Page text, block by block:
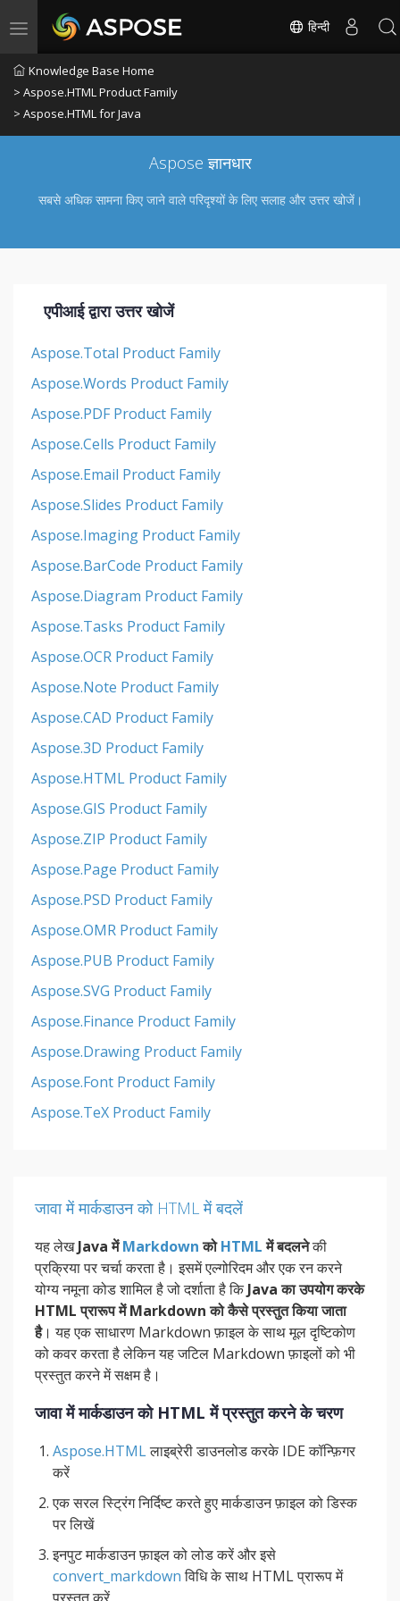
Toggle navigation हिन्दी
Knowledge Base Home
> Aspose.HTML Product Family
> Aspose.HTML for Java
Aspose ज्ञानधार
सबसे अधिक सामना किए जाने वाले परिदृश्यों के लिए सलाह और उत्तर खोजें।
एपीआई द्वारा उत्तर खोजें
Aspose.Total Product Family
Aspose.Words Product Family
Aspose.PDF Product Family
Aspose.Cells Product Family
Aspose.Email Product Family
Aspose.Slides Product Family
Aspose.Imaging Product Family
Aspose.BarCode Product Family
Aspose.Diagram Product Family
Aspose.Tasks Product Family
Aspose.OCR Product Family
Aspose.Note Product Family
Aspose.CAD Product Family
Aspose.3D Product Family
Aspose.HTML Product Family
Aspose.GIS Product Family
Aspose.ZIP Product Family
Aspose.Page Product Family
Aspose.PSD Product Family
Aspose.OMR Product Family
Aspose.PUB Product Family
Aspose.SVG Product Family
Aspose.Finance Product Family
Aspose.Drawing Product Family
Aspose.Font Product Family
Aspose.TeX Product Family
जावा में मार्कडाउन को HTML में बदलें
यह लेखJava मेंMarkdownकोHTMLमें बदलनेकी
प्रक्रिया पर चर्चा करता है। इसमें एल्गोरिदम और एक रन करने
योग्य नमूना कोड शामिल है जो दर्शाता है किJava का उपयोग करके
HTML प्रारूप में Markdown को कैसे प्रस्तुत किया जाता
है। यह एक साधारण Markdown फ़ाइल के साथ मूल दृष्टिकोण
को कवर करता है लेकिन यह जटिल Markdown फ़ाइलों को भी
प्रस्तुत करने में सक्षम है।
जावा में मार्कडाउन को HTML में प्रस्तुत करने के चरण
Aspose.HTMLलाइब्रेरी डाउनलोड करके IDE कॉन्फ़िगर
करें
एक सरल स्ट्रिंग निर्दिष्ट करते हुए मार्कडाउन फ़ाइल को डिस्क
पर लिखें
इनपुट मार्कडाउन फ़ाइल को लोड करें और इसे
convert_markdownविधि के साथ HTML प्रारूप में